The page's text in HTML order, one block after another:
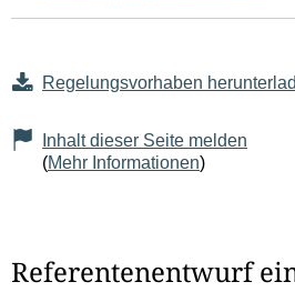
Regelungsvorhaben
Inhalt dieser Seite melden
(Mehr Informationen)
Referentenentwurf